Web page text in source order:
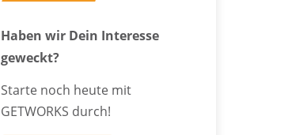
Haben wir Dein Interesse
geweckt?
Starte noch heute mit
GETWORKS durch!